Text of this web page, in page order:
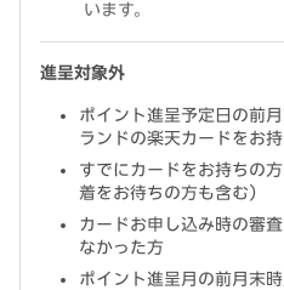
います。
進呈対象外
ポイント進呈予定日の前
ランドの楽天カードをお
すでにカードをお持ちの
着をお待ちの方も含む）
カードお申し込み時の審
なかった方
ポイント進呈月の前月末